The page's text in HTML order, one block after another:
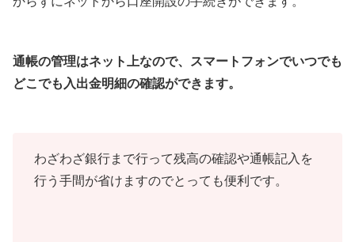
通帳の管理はネット上なので、スマートフォンでいつでも
どこでも入出金明細の確認ができます。
わざわざ銀行まで行って残高の確認や通帳記入を
行う手間が省けますのでとっても便利です。